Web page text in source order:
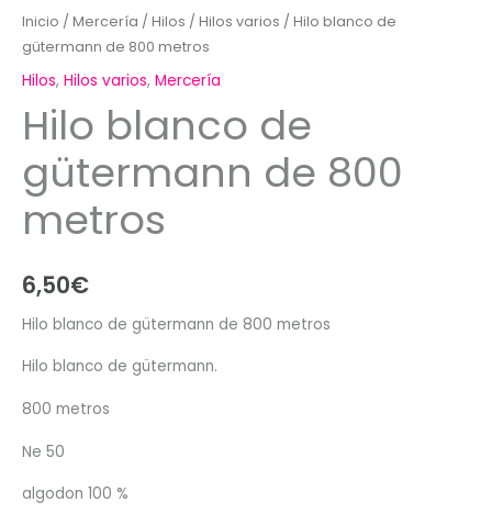
Inicio / Mercería / Hilos / Hilos varios / Hilo blanco de
gütermann de 800 metros
Hilos, Hilos varios, Mercería
Hilo blanco de
gütermann de 800
metros
6,50€
Hilo blanco de gütermann de 800 metros
Hilo blanco de gütermann.
800 metros
Ne 50
algodon 100 %